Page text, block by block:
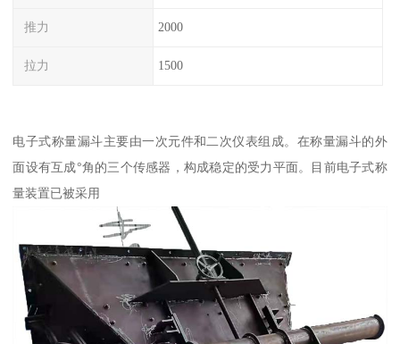
推力 2000
拉力 1500
电子式称量漏斗主要由一次元件和二次仪表组成。在称量漏斗的外
面设有互成°角的三个传感器，构成稳定的受力平面。目前电子式称
量装置已被采用